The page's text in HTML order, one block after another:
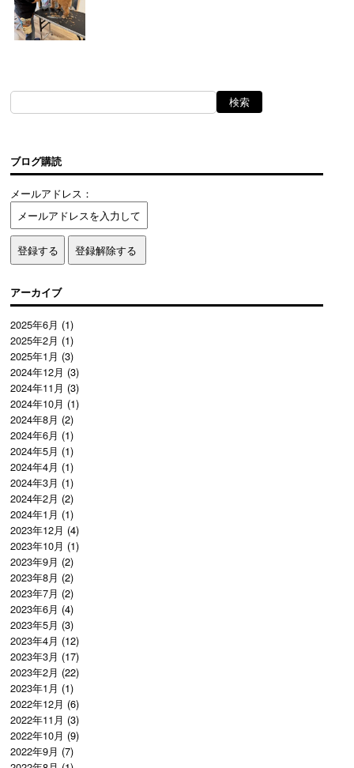
ブログ購読
メールアドレス：
アーカイブ
2025年6月 (1)
2025年2月 (1)
2025年1月 (3)
2024年12月 (3)
2024年11月 (3)
2024年10月 (1)
2024年8月 (2)
2024年6月 (1)
2024年5月 (1)
2024年4月 (1)
2024年3月 (1)
2024年2月 (2)
2024年1月 (1)
2023年12月 (4)
2023年10月 (1)
2023年9月 (2)
2023年8月 (2)
2023年7月 (2)
2023年6月 (4)
2023年5月 (3)
2023年4月 (12)
2023年3月 (17)
2023年2月 (22)
2023年1月 (1)
2022年12月 (6)
2022年11月 (3)
2022年10月 (9)
2022年9月 (7)